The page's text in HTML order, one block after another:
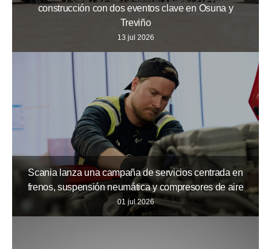
construcción con dos eventos clave en Osuna y
Treviño
13 jul 2026
Scania lanza una campaña de servicios centrada en
frenos, suspensión neumática y compresores de aire
01 jul 2026